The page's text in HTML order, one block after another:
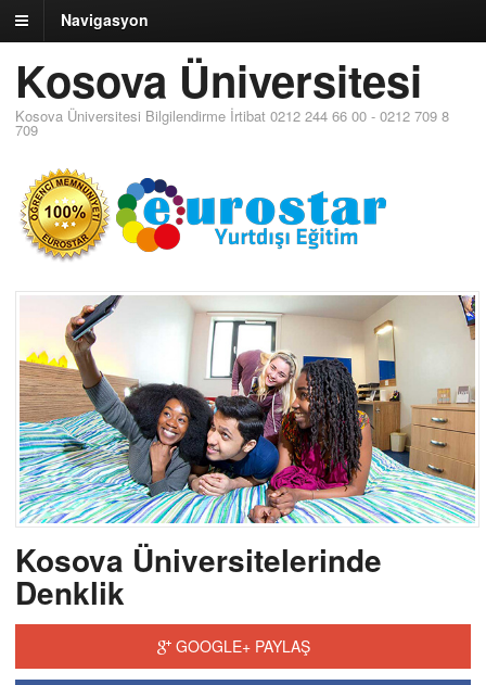
Navigasyon
Kosova Üniversitesi
Kosova Üniversitesi Bilgilendirme İrtibat 0212 244 66 00 - 0212 709 8
709
Kosova Üniversitelerinde
Denklik
GOOGLE+ PAYLAŞ